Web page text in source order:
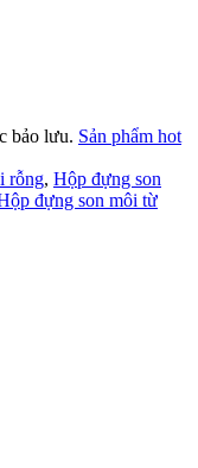
bảo lưu. Sản phẩm hot
rỗng, Hộp đựng son
đựng son môi từ